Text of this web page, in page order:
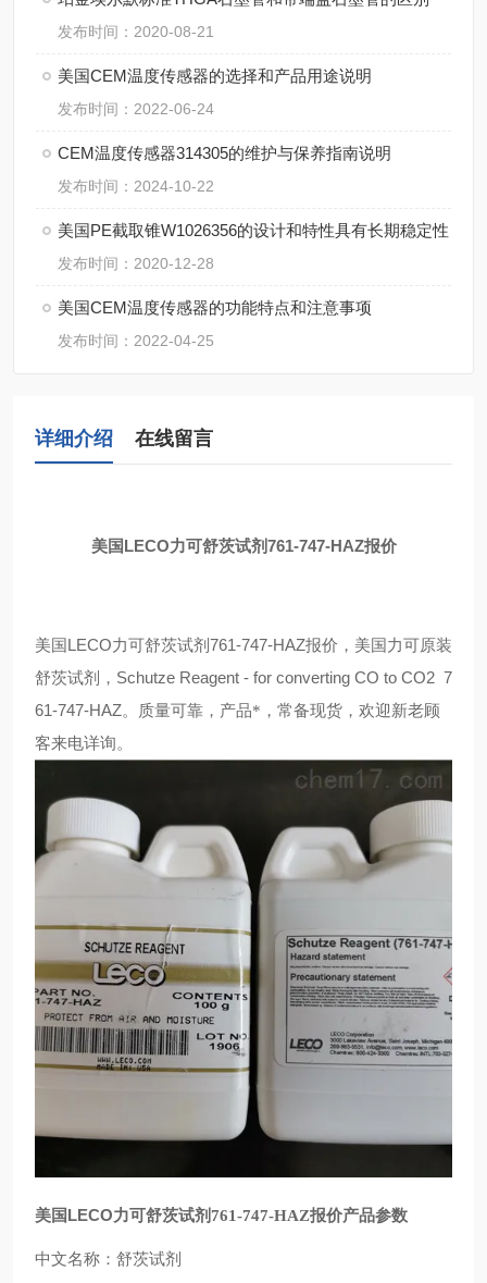
发布时间：2020-08-21
美国CEM温度传感器的选择和产品用途说明
发布时间：2022-06-24
CEM温度传感器314305的维护与保养指南说明
发布时间：2024-10-22
美国PE截取锥W1026356的设计和特性具有长期稳定性
发布时间：2020-12-28
美国CEM温度传感器的功能特点和注意事项
发布时间：2022-04-25
详细介绍 在线留言
美国LECO力可舒茨试剂761-747-HAZ报价
美国 LECO力可舒茨试剂761-747-HAZ报价，美国力可原装
舒茨试剂， Schutze Reagent - for converting CO to CO2 7
61-747-HAZ。
质量可靠，产品*，常备现货，欢迎新老顾
客来电详询。
美国LECO力可舒茨试剂 761-747-HAZ报价产品参数
中文名称：舒茨试剂